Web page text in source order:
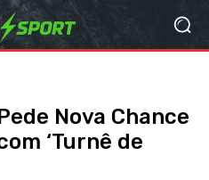
Nova Chance
‘Turnê de